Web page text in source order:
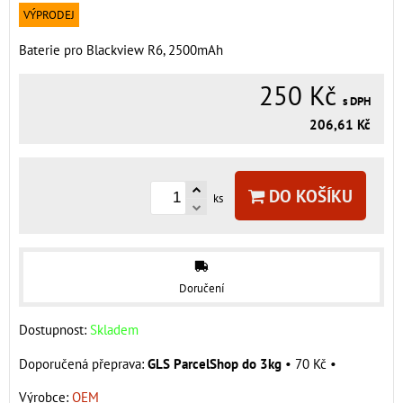
VÝPRODEJ
Baterie pro Blackview R6, 2500mAh
250 Kč s DPH
206,61 Kč
ks DO KOŠÍKU
Doručení
Dostupnost: Skladem
GLS ParcelShop do 3kg • 70 Kč •
Výrobce: OEM